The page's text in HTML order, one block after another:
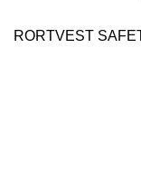
RORTVEST